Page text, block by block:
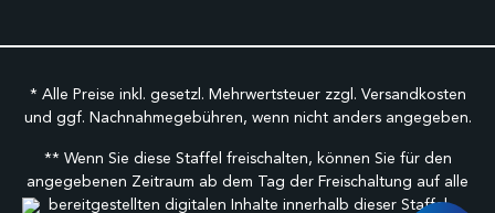
* Alle Preise inkl. gesetzl. Mehrwertsteuer zzgl. Versandkosten
und ggf. Nachnahmegebühren, wenn nicht anders angegeben.
** Wenn Sie diese Staffel freischalten, können Sie für den
angegebenen Zeitraum ab dem Tag der Freischaltung auf alle
bereitgestellten digitalen Inhalte innerhalb dieser Staffel